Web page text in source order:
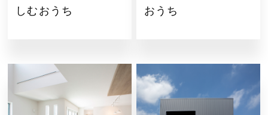
しむおうち
おうち